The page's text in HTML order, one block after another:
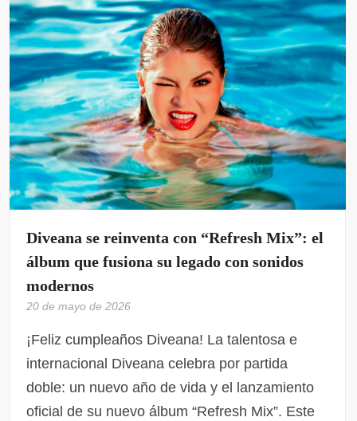
Diveana se reinventa con “Refresh Mix”: el
álbum que fusiona su legado con sonidos
modernos
20 de mayo de 2026
¡Feliz cumpleaños Diveana! La talentosa e
internacional Diveana celebra por partida
doble: un nuevo año de vida y el lanzamiento
oficial de su nuevo álbum “Refresh Mix”. Este